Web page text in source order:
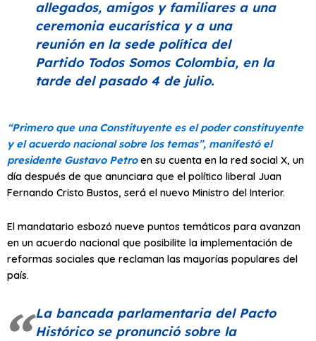
allegados, amigos y familiares a una
ceremonia eucarística y a una
reunión en la sede política del
Partido Todos Somos Colombia, en la
tarde del pasado 4 de julio.
“Primero que una Constituyente es el poder constituyente
y el acuerdo nacional sobre los temas”, manifestó el
presidente Gustavo Petroen su cuenta en la red social X, un
día después de que anunciara que el político liberal Juan
Fernando Cristo Bustos, será el nuevo Ministro del Interior.
El mandatario esbozó nueve puntos temáticos para avanzan
en un acuerdo nacional que posibilite la implementación de
reformas sociales que reclaman las mayorías populares del
país.
La bancada parlamentaria del Pacto
Histórico se pronunció sobre la